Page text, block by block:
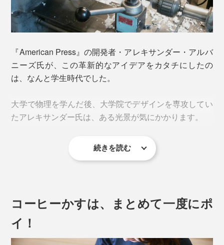
いつものコーヒー時間が、いつも以上に楽しみになるは
ずです。
使い方は、慣れればとてもシンプル。
粉を入れる。
蓋上部のメッシュフィルターはさらに目が細かく、微粉
がほとんど混入しません。
キリとした味わいに。
『American Press』の開発者・アレキサンダー・アルバ
ニーズ氏が、この革新的なアイデアをカタチにしたの
は、なんと学生時代でした。
大学で物理を学んだ後、大学院でデザインを専攻してい
たアレキサンダー氏は、ある光景が気にかかります。
続きを読む
コーヒーかすは、まとめて一度にポ
イ！